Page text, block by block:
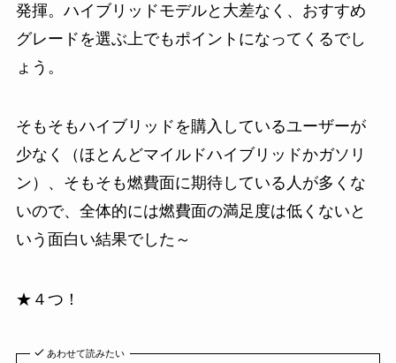
発揮。ハイブリッドモデルと大差なく、おすすめ
グレードを選ぶ上でもポイントになってくるでし
ょう。
そもそもハイブリッドを購入しているユーザーが
少なく（ほとんどマイルドハイブリッドかガソリ
ン）、そもそも燃費面に期待している人が多くな
いので、全体的には燃費面の満足度は低くないと
いう面白い結果でした～
★４つ！
あわせて読みたい